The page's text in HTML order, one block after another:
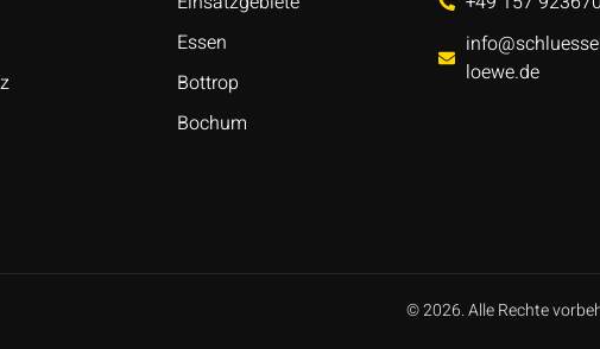
Essen
Bottrop
Bochum
loewe.de
© 2026. Alle Rechte